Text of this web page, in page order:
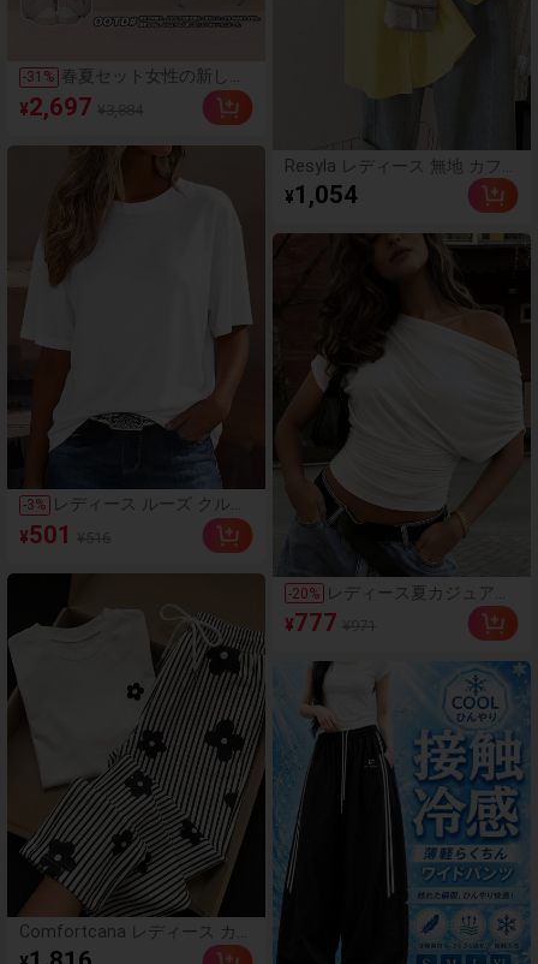
-31 % 春夏セット女性の新しい
怠惰な風日焼け止めシャ
ツストライプベスト洋風
3点セット
¥2,697
-3% レディース ルーズ クルー
ネック Tシャツ、オール
マッチ 無地 半袖トップ
ーンガール エステティッ
¥501
Comfortcana レディース カジ
ュアルパンツ 2点セット、花柄
Resyla レディース 無地 カフス
デザイン シングルブレスト カ
ジュアルシャツ
¥1,054
-20% レディース夏カジュアル
無地トップス ギャザーバ
スト オフショルダー デ
や休暇に適しています ホ
ワイト
¥777